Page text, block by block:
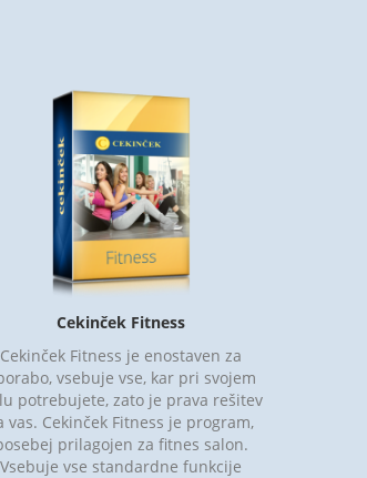
Cekinček Fitness
Cekinček Fitness je enostaven za
vsebuje vse, kar pri svojem
potrebujete, zato je prava rešitev
vas. Cekinček Fitness je program,
prilagojen za fitnes salon.
Vsebuje vse standardne funkcije